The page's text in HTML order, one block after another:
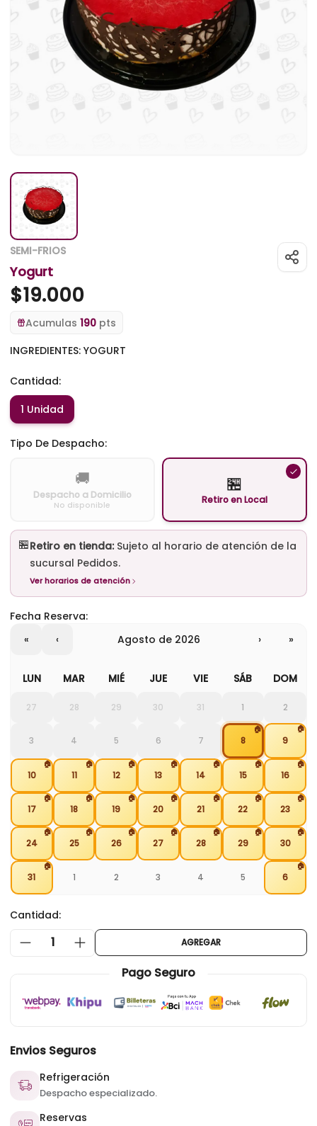
SEMI-FRIOS
Yogurt
$19.000
Acumulas 190 pts
INGREDIENTES: YOGURT
Cantidad:
1 Unidad
Tipo De Despacho:
🚚
Despacho a Domicilio
No disponible
🏪
Retiro en Local
🏪Retiro en tienda:Sujeto al horario de atención de la
sucursal Pedidos.
Ver horarios de atención
Fecha Reserva:
«
‹ agosto de 2026 › »
LUN MAR MIÉ JUE VIE SÁB DOM
27 28 29 30 31 1 2
3 4 5 6 7 8
🏠
9
🏠
10
🏠
11
🏠
12
🏠
13
🏠
14
🏠
15
🏠
16
🏠
17
🏠
18
🏠
19
🏠
20
🏠
21
🏠
22
🏠
23
🏠
24
🏠
25
🏠
26
🏠
27
🏠
28
🏠
29
🏠
30
🏠
31
🏠
1 2 3 4 5 6
🏠
Cantidad:
1 AGREGAR
Pago Seguro
Envios Seguros
Refrigeración
Despacho especializado.
Reservas